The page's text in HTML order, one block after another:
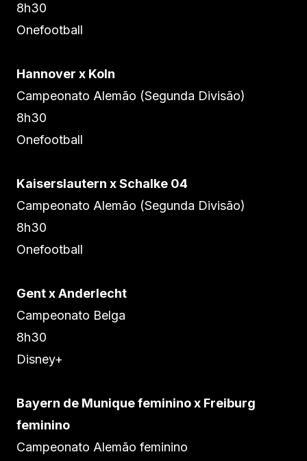
8h30
Onefootball
Hannover x Koln
Campeonato Alemão (Segunda Divisão)
8h30
Onefootball
Kaiserslautern x Schalke 04
Campeonato Alemão (Segunda Divisão)
8h30
Onefootball
Gent x Anderlecht
Campeonato Belga
8h30
Disney+
Bayern de Munique feminino x Freiburg
feminino
Campeonato Alemão feminino